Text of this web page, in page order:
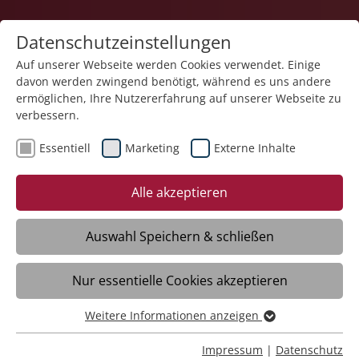
Bildung
21.01.2026
Sprachlich sicher in der
Ausbildung durch das
Sprachcafé
Sprachkenntnisse sind die Grundlage für
Verständnis und Vertrauensbildung – und
damit für soziale Teilhabe sowie
Datenschutzeinstellungen
Auf unserer Webseite werden Cookies verwendet. Einige
davon werden zwingend benötigt, während es uns andere
ermöglichen, Ihre Nutzererfahrung auf unserer Webseite zu
verbessern.
Essentiell Marketing Externe Inhalte
Alle akzeptieren
Auswahl Speichern & schließen
Nur essentielle Cookies akzeptieren
Essentiell
Essentielle Cookies werden für grundlegende Funktionen
Weitere Informationen anzeigen
Impressum | Datenschutz